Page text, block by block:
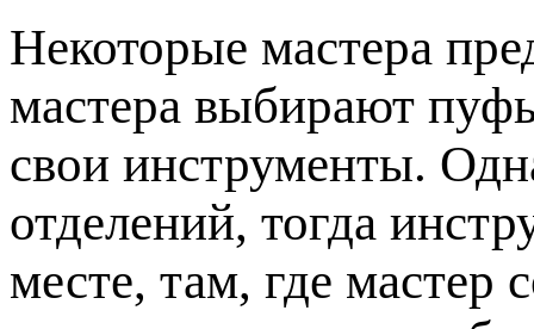
Некоторые мастера
мастера выбирают
свои инструменты.
отделений, тогда
месте, там, где